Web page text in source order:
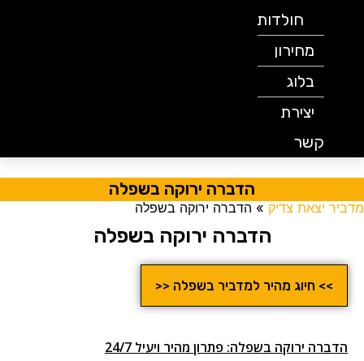
חולדות
מחירון
בלוג
יצירת
קשר
הדברה ירוקה בשפלה
מדביר יצאת צדיק » הדברה ירוקה בשפלה
הדברה ירוקה בשפלה
>> חיוג מהיר למדביר בשפלה <<
הדברה ירוקה בשפלה: פתרון מהיר ויעיל 24/7